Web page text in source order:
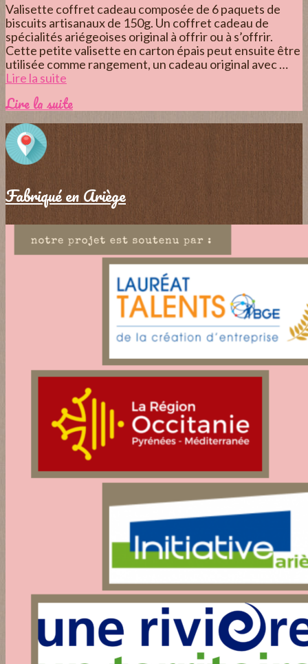
Valisette coffret cadeau composée de 6 paquets de
biscuits artisanaux de 150g. Un coffret cadeau de
spécialités ariégeoises original à offrir ou à s’offrir.
Cette petite valisette en carton épais peut ensuite être
utilisée comme rangement, un cadeau original avec …
Lire la suite­­
Lire la suite
Fabriqué en Ariège